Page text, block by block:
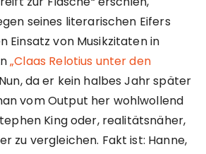
seines literarischen Eifers
Einsatz von Musikzitaten in
„Claas Relotius unter den
da er kein halbes Jahr später
vom Output her wohlwollend
King oder, realitätsnäher,
zu vergleichen. Fakt ist: Hanne,